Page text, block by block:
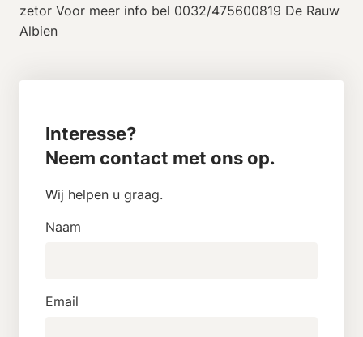
zetor Voor meer info bel 0032/475600819 De Rauw
Albien
Interesse?
Neem contact met ons op.
Wij helpen u graag.
Naam
Email